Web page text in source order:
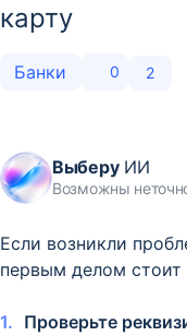
карту
Банки 0 2
ВыберуИИ
Возможны
Если возникли
первым делом
Проверьте